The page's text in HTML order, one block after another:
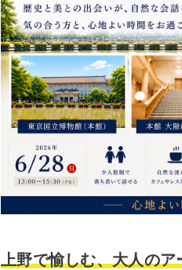
上野で愉しむ、大人のア